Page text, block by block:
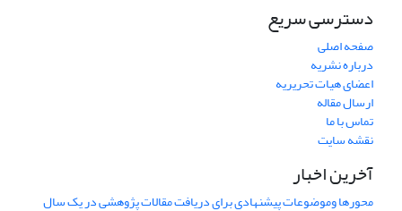
دسترسی سریع
صفحه اصلی
درباره نشریه
اعضای هیات تحریریه
ارسال مقاله
تماس با ما
نقشه سایت
آخرین اخبار
محورها وموضوعات پیشنهادی برای دریافت مقالات پژوهشی در یک سال